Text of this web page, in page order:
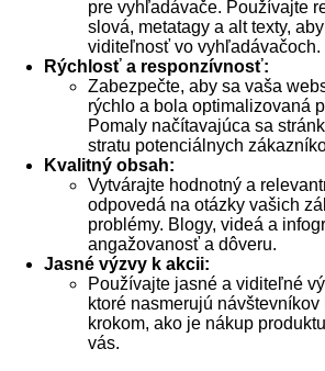
pre vyhľadávače. Používajte
slová, metatagy a alt texty,
viditeľnosť vo vyhľadávačoch.
Rýchlosť a responzívnosť:
Zabezpečte, aby sa vaša
rýchlo a bola optimalizovaná
Pomaly načítavajúca sa
stratu potenciálnych
Kvalitný obsah:
Vytvárajte hodnotný a
odpovedá na otázky vašich
problémy. Blogy, videá a
angažovanosť a dôveru.
Jasné výzvy k akcii:
Používajte jasné a viditeľné
ktoré nasmerujú
krokom, ako je nákup
vás.